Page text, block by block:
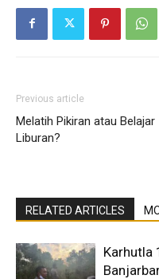
Previous article
Melatih Pikiran atau Belajar
Liburan?
RELATED ARTICLES
Karhutla